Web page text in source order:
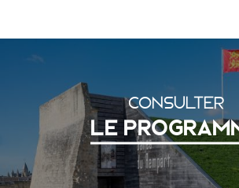
CONSULTER
LE